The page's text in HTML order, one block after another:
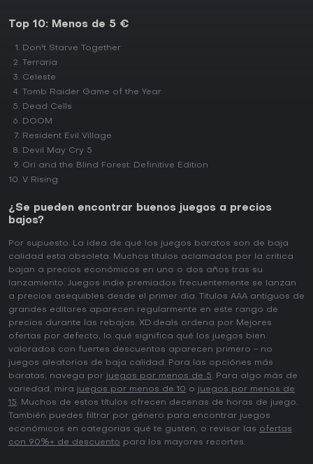
Top 10: Menos de 5 €
Don't Starve Together
Terraria
Celeste
Tomb Raider Game of the Year
Dead Cells
DOOM
Resident Evil Village
Devil May Cry 5
Ori and the Blind Forest: Definitive Edition
V Rising
¿Se pueden encontrar buenos juegos a precios
bajos?
Por supuesto. La idea de qué los juegos baratos son de baja
calidad esta obsoleta. Muchos títulos aclamados por la critica
bajan a precios económicos en uno o dos años tras su
lanzamiento. Juegos indie premiados frecuentemente se lanzan
a precios asequibles desde el primer dia. Titulos AAA antiguos de
grandes editores aparecen regularmente en este rango de
precios durante las rebajas. XD.deals ordena por Mejores
ofertas por defecto, lo qué significa qué los juegos bien
valorados con fuertes descuentos aparecen primero - no
juegos aleatorios de baja calidad. Para las opciónes más
baratas, navega por juegos por menos de 5. Para algo más de
variedad, mira juegos por menos de 10 o juegos por menos de
15. Muchos de estos títulos ofrecen decenas de horas de juego.
También puedes filtrar por género para encontrar juegos
económicos en categorias qué te gusten, o revisar las ofertas
con 90%+ de descuento para los mayores recortes.